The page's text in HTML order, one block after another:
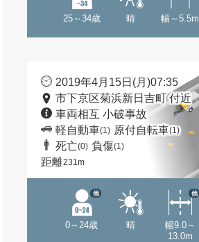
25～34歳 晴 幅～5.5m
2019年4月15日(月)07:35
市下京区菊浜新日吉町 付近
車両相互 小破事故
軽自動車(1) 原付自転車(1)
死亡(0) 負傷(1)
距離231m
0～24歳
他
晴
幅9.0～
13.0m
他